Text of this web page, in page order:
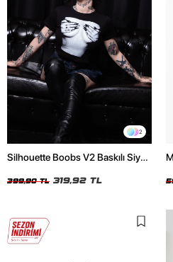
2
Silhouette Boobs V2 Baskılı Siyah
399,90 TL 319,92 TL